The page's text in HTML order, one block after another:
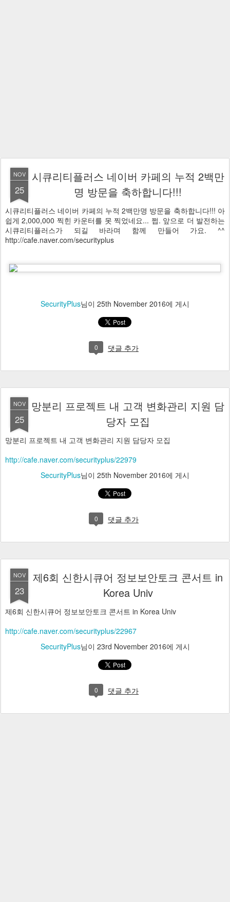
NOV
25
시큐리티플러스 네이버 카페의 누적 2백만
명 방문을 축하합니다!!!
시큐리티플러스 네이버 카페의 누적 2백만명 방문을 축하합니다!!! 아
쉽게 2,000,000 찍힌 카운터를 못 찍었네요... 쩝. 앞으로 더 발전하는
시큐리티플러스가 되길 바라며 함께 만들어 가요. ^^
http://cafe.naver.com/securityplus
SecurityPlus님이 25th November 2016에 게시
0 댓글 추가
NOV
25
망분리 프로젝트 내 고객 변화관리 지원 담
당자 모집
망분리 프로젝트 내 고객 변화관리 지원 담당자 모집
http://cafe.naver.com/securityplus/22979
SecurityPlus님이 25th November 2016에 게시
0 댓글 추가
NOV
23
제6회 신한시큐어 정보보안토크 콘서트 in
Korea Univ
제6회 신한시큐어 정보보안토크 콘서트 in Korea Univ
http://cafe.naver.com/securityplus/22967
SecurityPlus님이 23rd November 2016에 게시
0 댓글 추가